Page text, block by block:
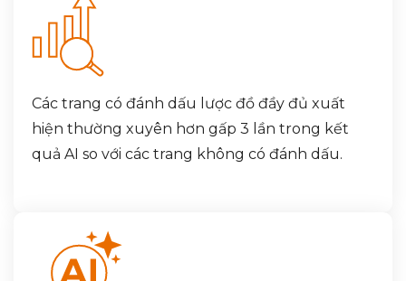
Các trang có đánh dấu lược đồ đầy đủ xuất
hiện thường xuyên hơn gấp 3 lần trong kết
quả AI so với các trang không có đánh dấu.